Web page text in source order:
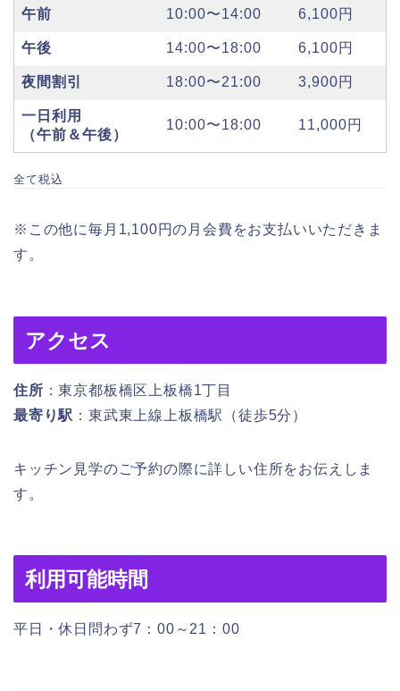
午前 10:00〜14:00 6,100円
午後 14:00〜18:00 6,100円
夜間割引 18:00〜21:00 3,900円
一日利用
（午前＆午後）
10:00〜18:00 11,000円
全て税込
※この他に毎月1,100円の月会費をお支払いいただきま
す。
アクセス
住所 ：東京都板橋区上板橋1丁目
最寄り駅 ：東武東上線上板橋駅（徒歩5分）
キッチン見学のご予約の際に詳しい住所をお伝えしま
す。
利用可能時間
平日・休日問わず7：00～21：00